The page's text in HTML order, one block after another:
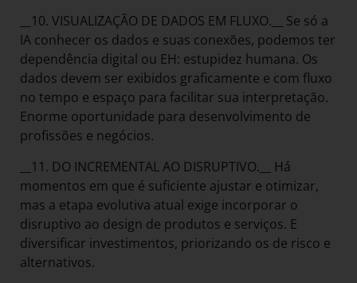
__10. VISUALIZAÇÃO DE DADOS EM FLUXO.__ Se só a
IA conhecer os dados e suas conexões, podemos ter
dependência digital ou EH: estupidez humana. Os
dados devem ser exibidos graficamente e com fluxo
no tempo e espaço para facilitar sua interpretação.
Enorme oportunidade para desenvolvimento de
profissões e negócios.
__11. DO INCREMENTAL AO DISRUPTIVO.__ Há
momentos em que é suficiente ajustar e otimizar,
mas a etapa evolutiva atual exige incorporar o
disruptivo ao design de produtos e serviços. E
diversificar investimentos, priorizando os de risco e
alternativos.